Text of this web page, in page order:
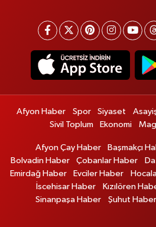
Afyon Haber Spor Siyaset
Sivil Toplum
Ekonomi
Afyon Çay Haber Başmakçı
Bolvadin Haber
Çobanlar Haber
Emirdağ Haber
Evciler Haber
İscehisar Haber
Kızılören
Sinanpaşa Haber
Şuhut Haber